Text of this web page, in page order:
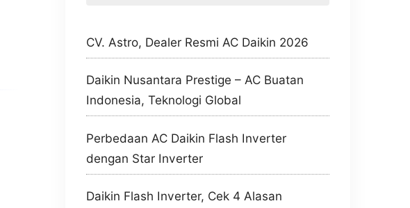
CV. Astro, Dealer Resmi AC Daikin 2026
Daikin Nusantara Prestige – AC Buatan
Indonesia, Teknologi Global
Perbedaan AC Daikin Flash Inverter
dengan Star Inverter
Daikin Flash Inverter, Cek 4 Alasan